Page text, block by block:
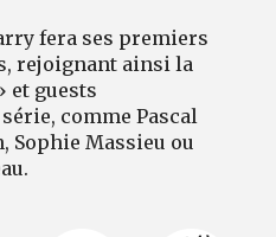
fera ses premiers
rejoignant ainsi la
et guests
comme Pascal
Sophie Massieu ou